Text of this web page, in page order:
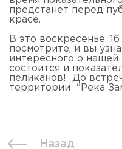
предстанет перед
В это воскресенье,
посмотрите, и вы
интересного о нашей
состоится и
пеликанов! До
территории "Река
Назад